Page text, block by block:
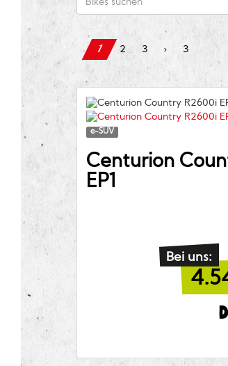
1 2 3 › 3
e-SUV
Centurion
EP1
Bei uns: